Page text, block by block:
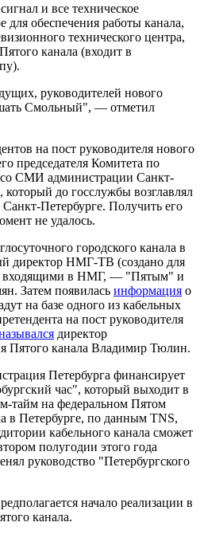
и все техническое
для обеспечения работы канала,
технического центра,
канала (входит в
руководителей нового
Смольный", — отметил
на пост руководителя нового
председателя Комитета по
СМИ администрации Санкт-
до госслужбы возглавлял
Петербурге. Получить его
не удалось.
городского канала в
директор НМГ-ТВ (создано для
входящими в НМГ, — "Пятым" и
Затем появилась информация о
на базе одного из кабельных
на пост руководителя
директор
Пятого канала Владимир Тюлин.
Петербурга финансирует
час", который выходит в
тайм на федеральном Пятом
в Петербурге, по данным TNS,
кабельного канала сможет
полугодии этого года
руководство "Петербургского
начало реализации в
канала.